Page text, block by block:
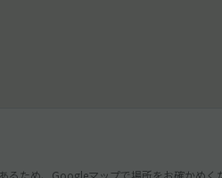
ため、Googleマップで場所をお確かめく